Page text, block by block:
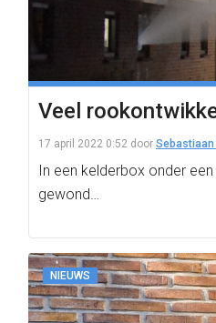
Veel
17 april 2022 0:52 door
In een kelderbox onder
gewond…
NIEUWS